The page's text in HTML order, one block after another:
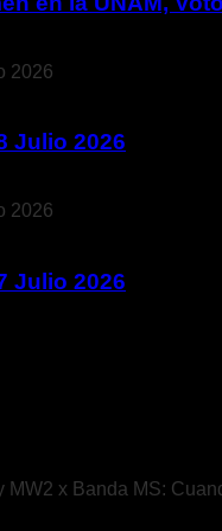
Julio 2026
Julio 2026